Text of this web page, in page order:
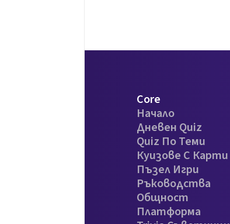
Core
Начало
Дневен Quiz
Quiz По Теми
Куизове С Карти
Пъзел Игри
Ръководства
Общност
Платформа